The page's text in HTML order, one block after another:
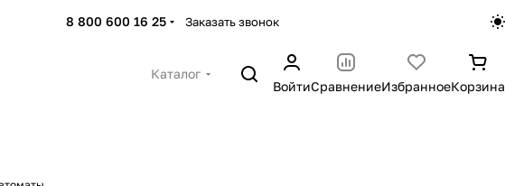
8 800 600 16 25 Заказать звонок
Каталог
ВойтиСравнениеИзбранноеКорзина